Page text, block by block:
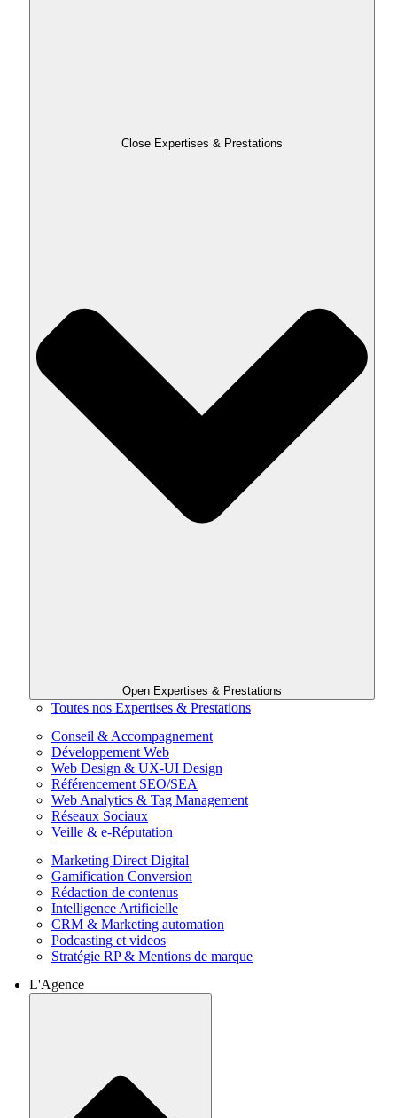
Close Expertises & Prestations
Open Expertises & Prestations
Toutes nos Expertises & Prestations
Conseil & Accompagnement
Développement Web
Web Design & UX-UI Design
Référencement SEO/SEA
Web Analytics & Tag Management
Réseaux Sociaux
Veille & e-Réputation
Marketing Direct Digital
Gamification Conversion
Rédaction de contenus
Intelligence Artificielle
CRM & Marketing automation
Podcasting et videos
Stratégie RP & Mentions de marque
L'Agence